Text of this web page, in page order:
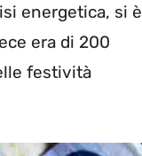
energetica, si è
era di 200
festività